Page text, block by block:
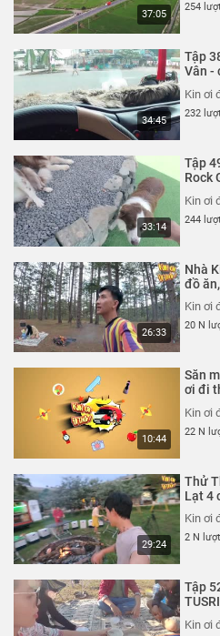
37:05
254
34:45
Tập
Vân -
ơi đi
Kin ơi
232
33:14
Tập
Rock
Kin ơi
244
26:33
Nhà
đồ
thôi!
Kin ơi
20 N
10:44
Săn
ơi đi
Kin ơi
22 N
29:24
Thử
Lạt 4
xỉu |
Kin ơi
2 N
Tập
Kin ơi